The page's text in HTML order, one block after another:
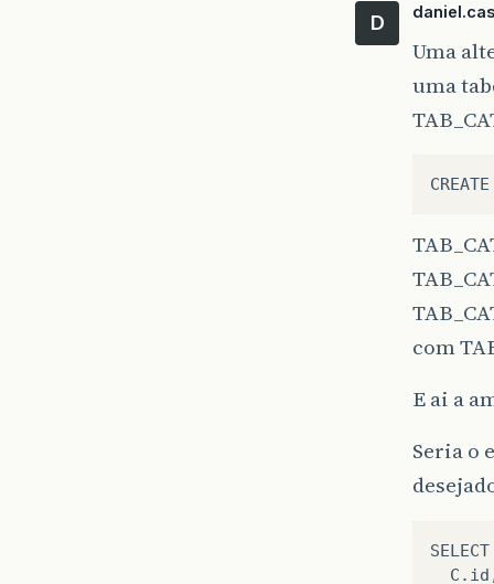
D
Uma
uma
com
E ai a
Seria o
SELECT